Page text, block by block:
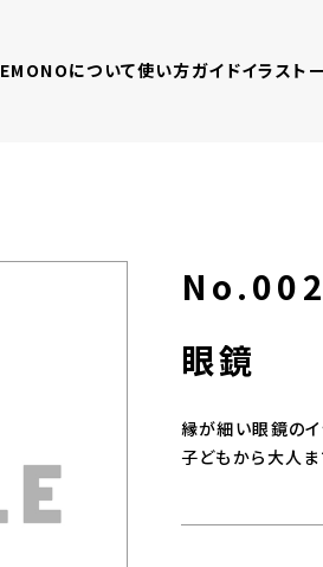
EMONOについて使い方ガイドイラスト
眼鏡
縁が細い眼鏡のイ
子どもから大人ま